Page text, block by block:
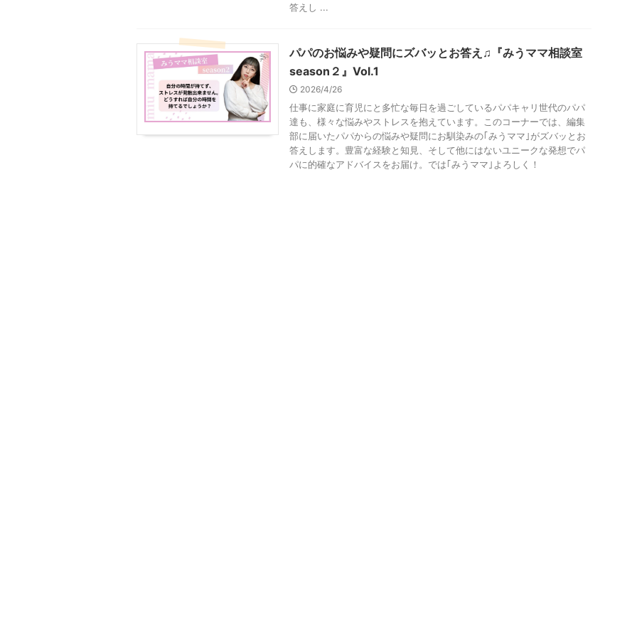
答えし ...
パパのお悩みや疑問にズバッとお答え♫『みうママ相談室
season２』Vol.1
2026/4/26
仕事に家庭に育児にと多忙な毎日を過ごしているパパキャリ世代のパパ
達も、様々な悩みやストレスを抱えています。このコーナーでは、編集
部に届いたパパからの悩みや疑問にお馴染みの｢みうママ｣がズバッとお
答えします。豊富な経験と知見、そして他にはないユニークな発想でパ
パに的確なアドバイスをお届け。では｢みうママ｣よろしく！